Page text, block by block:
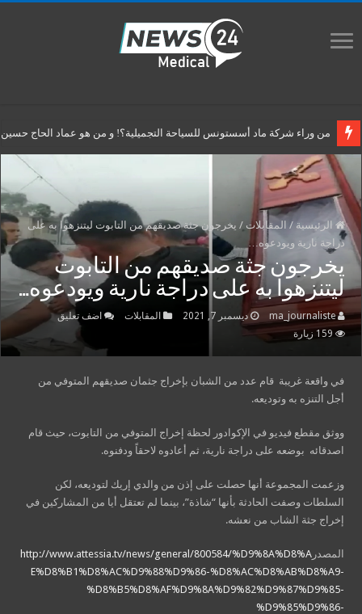
من وراء شركة ماد أسستونس للسياحة التجميلية؟! و من هو عماد الحاج حسين
الرئيسية / المقابلات / يخرجون جثة صديقهم من التابوت ليتنزهوا به على
دراجة نارية ويودعوه…
يخرجون جثة صديقهم من التابوت
ليتنزهوا به على دراجة نارية ويودعوه…
ma_journaliste ديسمبر 7, 2021 المقابلات
اضف تعليق
159 زيارة
في واقعة غريبة قام عدد من الشبان بإخراج جثمان صديقهم المتوفي من
أجل التنزه به وتوديعه.
ووثق مقطع فيديو في الإكوادور لحظة إخراج المتوفي من التابوت، حيث قام
اصدقائه بوضعه على دراجة نارية، ثم أعادوه لاحقاً ودفنوه.
وزعمت المجموعة أنها حصلت على إذن من والدي إريك لتوديعه، لكن
السلطات وصفت الحادثة بأنها “شاذة”، بينما لم تعتقل أيا من المشاركين في
إخراج جثة الشاب من نعشه.
المصدرhttp://www.attessia.tv/news/general/800584/%D9%8A%D8%A
E%D8%B1%D8%AC%D9%88%D9%86-%D8%AC%D8%AB%D8%A9-
%D8%B5%D8%AF%D9%8A%D9%82%D9%87%D9%85-
%D9%85%D9%86-